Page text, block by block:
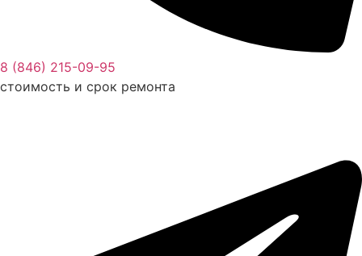
8 (846) 215-09-95
стоимость и срок ремонта